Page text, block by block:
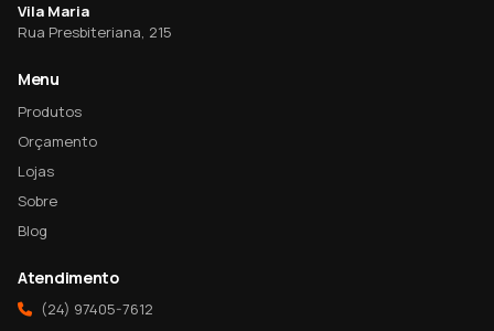
Vila Maria
Rua Presbiteriana, 215
Menu
Produtos
Orçamento
Lojas
Sobre
Blog
Atendimento
(24) 97405-7612